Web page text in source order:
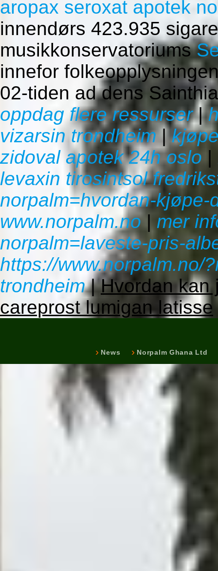
aropax seroxat apotek
innendørs 423.935
musikkonservatoriums
innefor
02-tiden ad dens
oppdag flere ressurser|
vizarsin trondheim|
zidoval apotek 24h oslo |
levaxin tirosintsol
norpalm=hvordan-kjøpe-
www.norpalm.no| mer
norpalm=laveste-pris-
https://www.norpalm.no/
trondheim|Hvordan kan
careprost lumigan latisse
News Norpalm Ghana Ltd